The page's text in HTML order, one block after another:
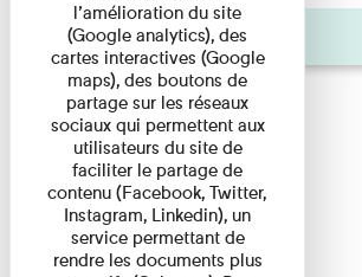
Pages
l’amélioration du site
(Google analytics), des
cartes interactives (Google
maps), des boutons de
partage sur les réseaux
sociaux qui permettent aux
utilisateurs du site de
faciliter le partage de
contenu (Facebook, Twitter,
Instagram, Linkedin), un
service permettant de
rendre les documents plus